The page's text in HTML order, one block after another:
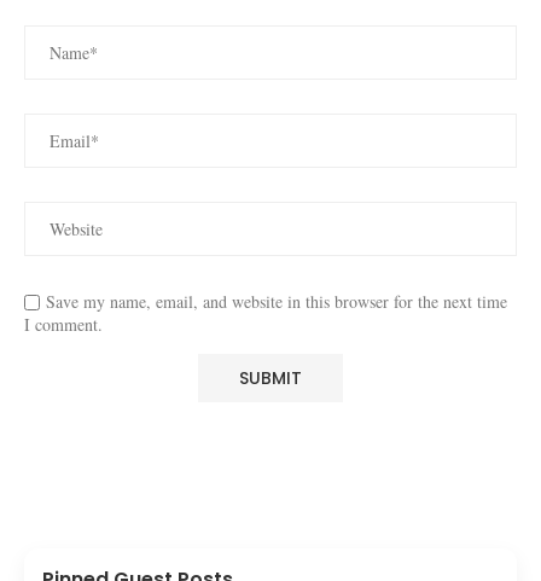
Save my name, email, and website in this browser for the next time
I comment.